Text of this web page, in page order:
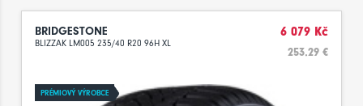
BRIDGESTONE
BLIZZAK LM005 235/40 R20 96H XL
6 079 Kč
253.29 €
PRÉMIOVÝ VÝROBCE